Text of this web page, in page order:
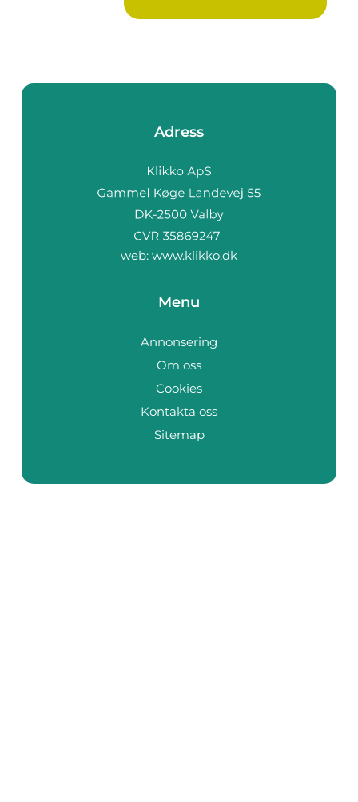
Adress
web: www.klikko.dk
Menu
Annonsering
Om oss
Cookies
Kontakta oss
Sitemap